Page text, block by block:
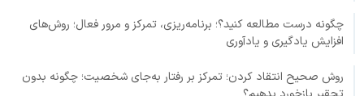
چگونه درست مطالعه کنید؟؛ برنامه‌ریزی، تمرکز و مرور فعال؛ روش‌های
افزایش یادگیری و یادآوری
روش صحیح انتقاد کردن؛ تمرکز بر رفتار به‌جای شخصیت؛ چگونه بدون